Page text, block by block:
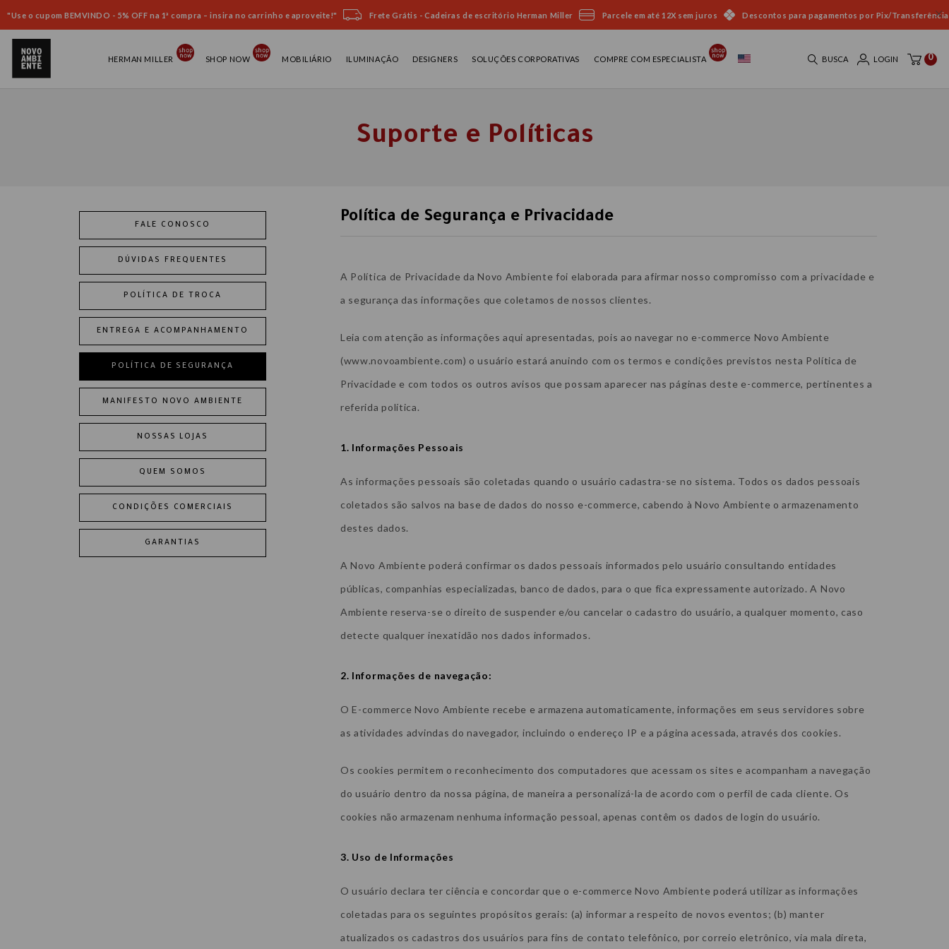
"Use o cupom BEMVINDO - 5% OFF na 1ª compra – insira no carrinho e aproveite!" Frete Grátis - Cadeiras de escritório Herman Miller Parcele em até 12X sem juros Descontos para pagamentos por Pix/Transferência
HERMAN MILLER SHOP NOW MOBILIÁRIO ILUMINAÇÃO DESIGNERS SOLUÇÕES CORPORATIVAS COMPRE COM ESPECIALISTA BUSCA LOGIN 0
Suporte e Políticas
FALE CONOSCO
DÚVIDAS FREQUENTES
POLÍTICA DE TROCA
ENTREGA E ACOMPANHAMENTO
POLÍTICA DE SEGURANÇA
MANIFESTO NOVO AMBIENTE
NOSSAS LOJAS
QUEM SOMOS
CONDIÇÕES COMERCIAIS
GARANTIAS
Política de Segurança e Privacidade
A Política de Privacidade da Novo Ambiente foi elaborada para afirmar nosso compromisso com a privacidade e
a segurança das informações que coletamos de nossos clientes.
Leia com atenção as informações aqui apresentadas, pois ao navegar no e-commerce Novo Ambiente
(www.novoambiente.com) o usuário estará anuindo com os termos e condições previstos nesta Política de
Privacidade e com todos os outros avisos que possam aparecer nas páginas deste e-commerce, pertinentes a
referida política.
1. Informações Pessoais
As informações pessoais são coletadas quando o usuário cadastra-se no sistema. Todos os dados pessoais
coletados são salvos na base de dados do nosso e-commerce, cabendo à Novo Ambiente o armazenamento
destes dados.
A Novo Ambiente poderá confirmar os dados pessoais informados pelo usuário consultando entidades
públicas, companhias especializadas, banco de dados, para o que fica expressamente autorizado. A Novo
Ambiente reserva-se o direito de suspender e/ou cancelar o cadastro do usuário, a qualquer momento, caso
detecte qualquer inexatidão nos dados informados.
2. Informações de navegação:
O E-commerce Novo Ambiente recebe e armazena automaticamente, informações em seus servidores sobre
as atividades advindas do navegador, incluindo o endereço IP e a página acessada, através dos cookies.
Os cookies permitem o reconhecimento dos computadores que acessam os sites e acompanham a navegação
do usuário dentro da nossa página, de maneira a personalizá-la de acordo com o perfil de cada cliente. Os
cookies não armazenam nenhuma informação pessoal, apenas contêm os dados de login do usuário.
3. Uso de Informações
O usuário declara ter ciência e concordar que o e-commerce Novo Ambiente poderá utilizar as informações
coletadas para os seguintes propósitos gerais: (a) informar a respeito de novos eventos; (b) manter
atualizados os cadastros dos usuários para fins de contato telefônico, por correio eletrônico, via mala direta,